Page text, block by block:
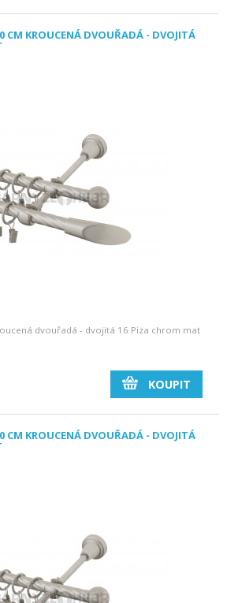
CM KROUCENÁ DVOUŘADÁ - DVOJITÁ
dvouřadá - dvojitá 16 Piza chrom mat
KOUPIT
CM KROUCENÁ DVOUŘADÁ - DVOJITÁ